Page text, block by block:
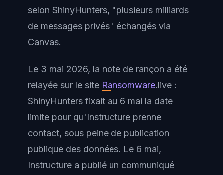
selon ShinyHunters, "plusieurs milliards
de messages privés" échangés via
Canvas.
Le 3 mai 2026, la note de rançon a été
relayée sur le site Ransomware.live :
ShinyHunters fixait au 6 mai la date
limite pour qu'Instructure prenne
contact, sous peine de publication
publique des données. Le 6 mai,
Instructure a publié un communiqué